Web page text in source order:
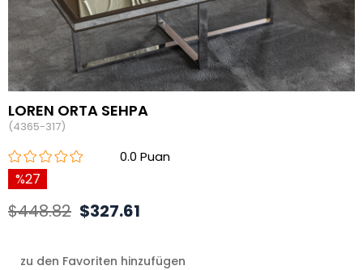
LOREN ORTA SEHPA
(4365-317)
0.0
27
$448.82 $327.61
zu den Favoriten hinzufügen